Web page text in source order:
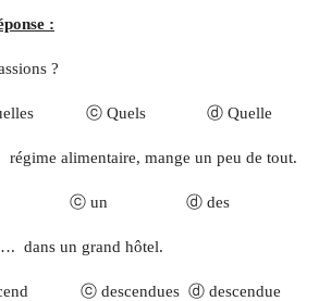
:
?
ⓒ Quels ⓓ Quelle
alimentaire, mange un peu de tout.
ⓒ un ⓓ des
dans un grand hôtel.
ⓒ descendues ⓓ descendue